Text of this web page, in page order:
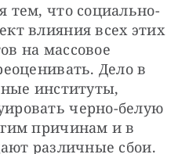
тем, что социально-
влияния всех этих
на массовое
Дело в
институты,
черно-белую
причинам и в
различные сбои.